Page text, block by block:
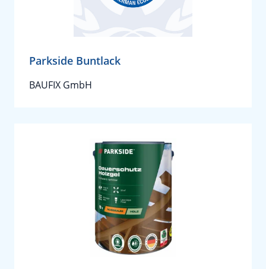
Parkside Buntlack
BAUFIX GmbH